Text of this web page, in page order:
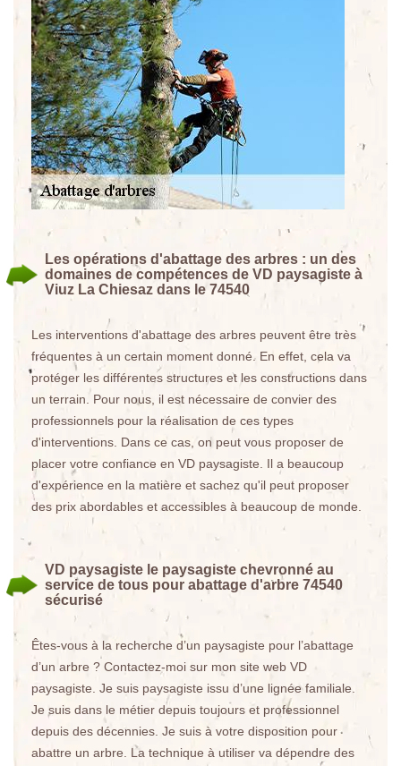
Les opérations d'abattage des arbres : un des
domaines de compétences de VD paysagiste à
Viuz La Chiesaz dans le 74540
Les interventions d'abattage des arbres peuvent être très
fréquentes à un certain moment donné. En effet, cela va
protéger les différentes structures et les constructions dans
un terrain. Pour nous, il est nécessaire de convier des
professionnels pour la réalisation de ces types
d'interventions. Dans ce cas, on peut vous proposer de
placer votre confiance en VD paysagiste. Il a beaucoup
d'expérience en la matière et sachez qu'il peut proposer
des prix abordables et accessibles à beaucoup de monde.
VD paysagiste le paysagiste chevronné au
service de tous pour abattage d'arbre 74540
sécurisé
Êtes-vous à la recherche d’un paysagiste pour l’abattage
d’un arbre ? Contactez-moi sur mon site web VD
paysagiste. Je suis paysagiste issu d’une lignée familiale.
Je suis dans le métier depuis toujours et professionnel
depuis des décennies. Je suis à votre disposition pour
abattre un arbre. La technique à utiliser va dépendre des